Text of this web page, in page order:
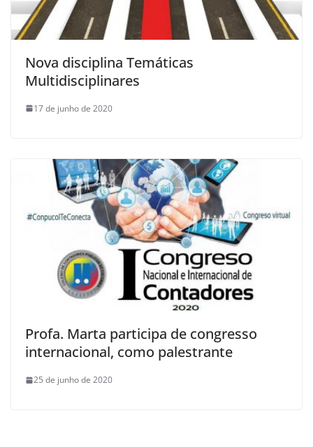
Nova disciplina Temáticas
Multidisciplinares
17 de junho de 2020
Profa. Marta participa de congresso
internacional, como palestrante
25 de junho de 2020